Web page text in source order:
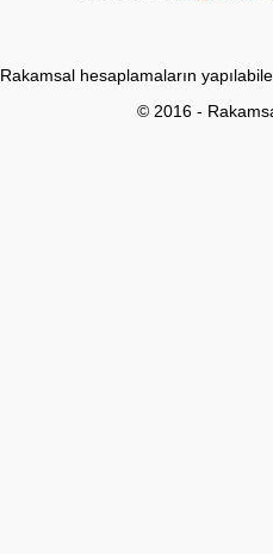
Rakamsal hesaplamaların
© 2016 -